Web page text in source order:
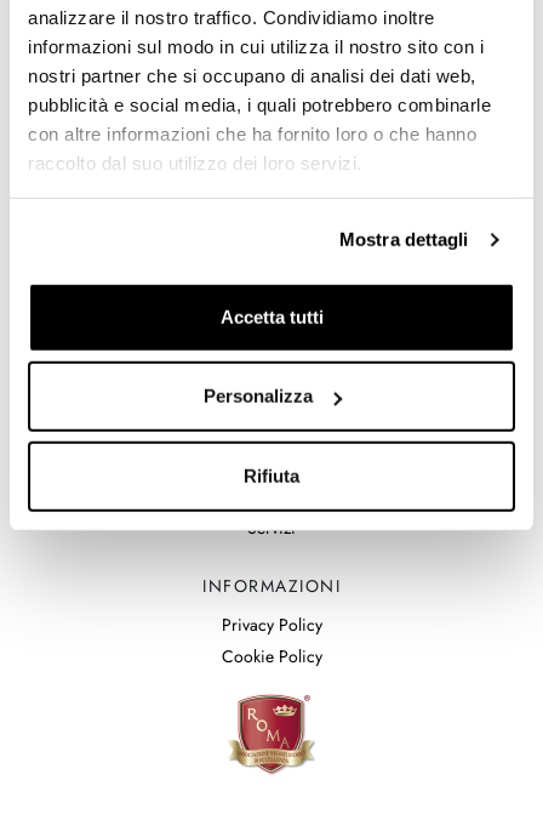
analizzare il nostro traffico. Condividiamo inoltre
informazioni sul modo in cui utilizza il nostro sito con i
nostri partner che si occupano di analisi dei dati web,
pubblicità e social media, i quali potrebbero combinarle
con altre informazioni che ha fornito loro o che hanno
raccolto dal suo utilizzo dei loro servizi.
Mostra dettagli
Accetta tutti
Personalizza
Rifiuta
BEDETTI S.R.L.
P. IVA IT 00877291005
+39 06 6797941
IL NEGOZIO
Storia
Laboratorio
Servizi
INFORMAZIONI
Privacy Policy
Cookie Policy